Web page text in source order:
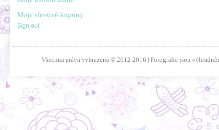
Moje slevové kupóny
Sign out
Všechna práva vyhrazena © 2012-2016 | Fotografie jsou